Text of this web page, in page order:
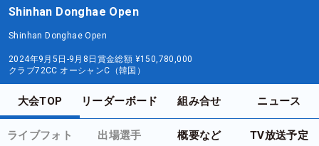
Shinhan Donghae Open
Shinhan Donghae Open
2024年9月5日-9月8日 賞金総額 ¥150,780,000
クラブ72CC オーシャンC（韓国）
大会TOP リーダーボード 組み合せ ニュース
ライブフォト 出場選手 概要など TV放送予定